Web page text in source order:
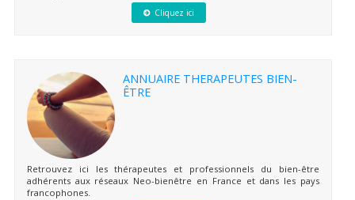
Cliquez ici
ANNUAIRE THERAPEUTES BIEN-
ÊTRE
Retrouvez ici les thérapeutes et professionnels du bien-être
adhérents aux réseaux Neo-bienêtre en France et dans les pays
francophones.